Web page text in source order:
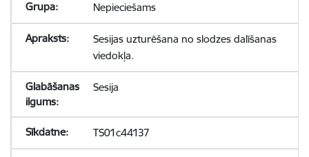
Nepieciešams
Sesijas uzturēšana no slodzes dalīšanas
viedokļa.
Sesija
TS01c44137